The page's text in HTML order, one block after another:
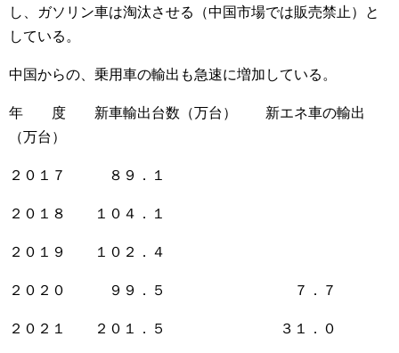
し、ガソリン車は淘汰させる（中国市場では販売禁止）と
している。
中国からの、乗用車の輸出も急速に増加している。
年 度 新車輸出台数（万台） 新エネ車の輸出
（万台）
２０１７ ８９．１
２０１８ １０４．１
２０１９ １０２．４
２０２０ ９９．５ ７．７
２０２１ ２０１．５ ３１．０